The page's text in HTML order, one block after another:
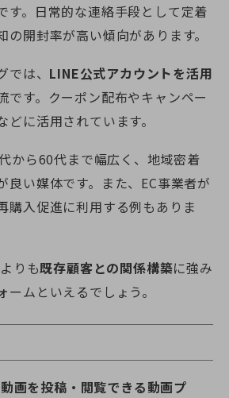
す。日常的な連絡手段として定着
の開封率が高い傾向があります。
は、 LINE公式アカウントを活用
です。クーポン配布やキャンペー
どに活用されています。
から60代まで幅広く、地域密着
良い媒体です。また、EC事業者が
購入促進に利用する例もありま
りも既存顧客との関係構築に強み
ムといえるでしょう。
画を投稿・閲覧できる動画プ